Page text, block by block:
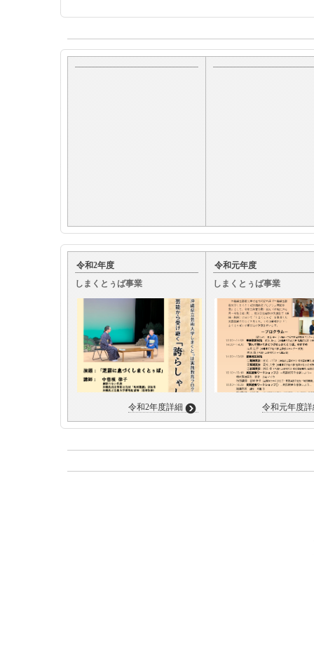
令和2年度
しまくとぅば事業
令和2年度詳細
令和元年度
しまくとぅば事業
令和元年度詳